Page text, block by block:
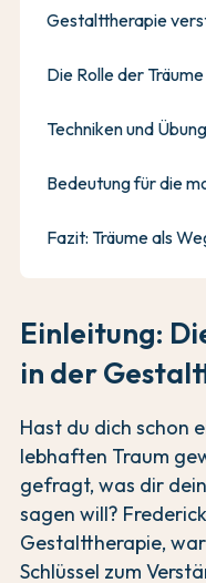
Einleitung:
in der
Hast du dich schon
lebhaften Traum
gefragt, was dir
sagen will?
Gestalttherapie,
Schlüssel zum
Gestalttherapie
Die Rolle der
Techniken und
Bedeutung für die
Fazit: Träume als